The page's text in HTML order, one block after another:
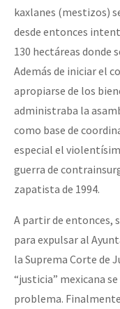
Eventos
Contacto
kaxlanes (mestizos)
desde entonces
130 hectáreas donde
Además de iniciar el
apropiarse de los
administraba la
como base de
especial el
guerra de
zapatista de 1994.
A partir de entonces,
para expulsar al
la Suprema Corte de
“justicia” mexicana
problema.